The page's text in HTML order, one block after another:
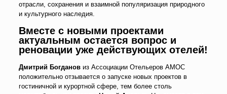
отрасли, сохранения и взаимной популяризация природного
и культурного наследия.
Вместе с новыми проектами
актуальным остается вопрос и
реновации уже действующих отелей!
Дмитрий Богдановиз Ассоциации Отельеров АМОС
положительно отзывается о запуске новых проектов в
гостиничной и курортной сфере, тем более столь